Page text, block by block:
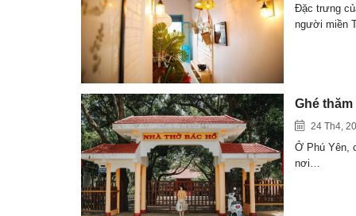
Đặc trưng
người miền
Ghé
24 Th4,
Ở Phú Yên,
nơi…